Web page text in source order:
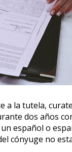
a la tutela,
dos años
español o
cónyuge no